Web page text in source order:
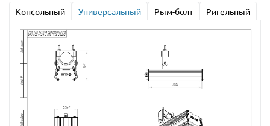
Консольный Универсальный Рым-болт Ригельный